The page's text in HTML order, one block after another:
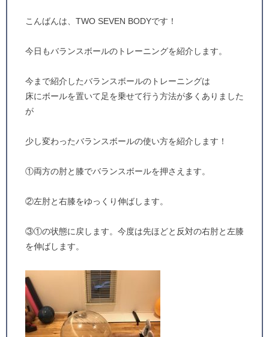
こんばんは、TWO SEVEN BODYです！
今日もバランスボールのトレーニングを紹介します。
今まで紹介したバランスボールのトレーニングは
床にボールを置いて足を乗せて行う方法が多くありました
が
少し変わったバランスボールの使い方を紹介します！
①両方の肘と膝でバランスボールを押さえます。
②左肘と右膝をゆっくり伸ばします。
③①の状態に戻します。今度は先ほどと反対の右肘と左膝
を伸ばします。